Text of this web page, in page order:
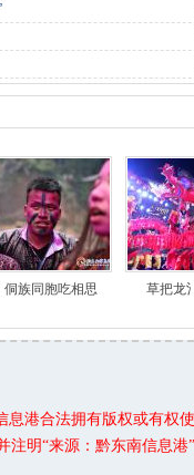
侗族同胞吃相思 草把龙
港合法拥有版权或有
明“来源：黔东南信息港